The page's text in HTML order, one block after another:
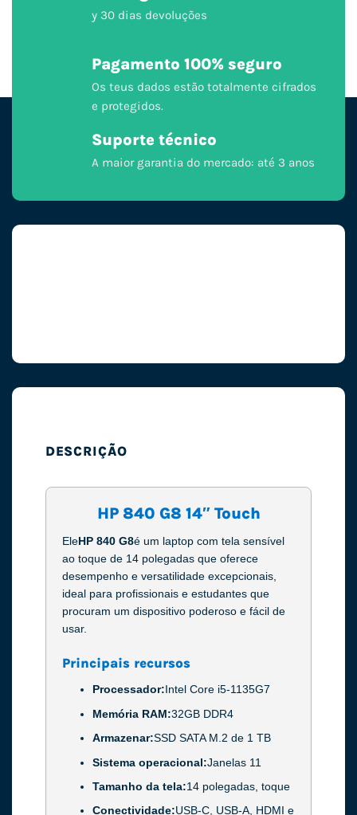
y 30 dias devoluções
Pagamento 100% seguro
Os teus dados estão totalmente cifrados
e protegidos.
Suporte técnico
A maior garantia do mercado: até 3 anos
DESCRIÇÃO
HP 840 G8 14″ Touch
EleHP 840 G8é um laptop com tela sensível
ao toque de 14 polegadas que oferece
desempenho e versatilidade excepcionais,
ideal para profissionais e estudantes que
procuram um dispositivo poderoso e fácil de
usar.
Principais recursos
Processador:Intel Core i5-1135G7
Memória RAM:32GB DDR4
Armazenar:SSD SATA M.2 de 1 TB
Sistema operacional:Janelas 11
Tamanho da tela:14 polegadas, toque
Conectividade:USB-C, USB-A, HDMI e